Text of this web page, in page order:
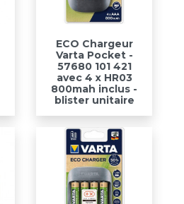
ECO Chargeur
Varta Pocket -
57680 101 421
avec 4 x HR03
800mah inclus -
blister unitaire